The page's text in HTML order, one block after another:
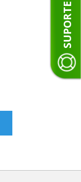
SUPORTE